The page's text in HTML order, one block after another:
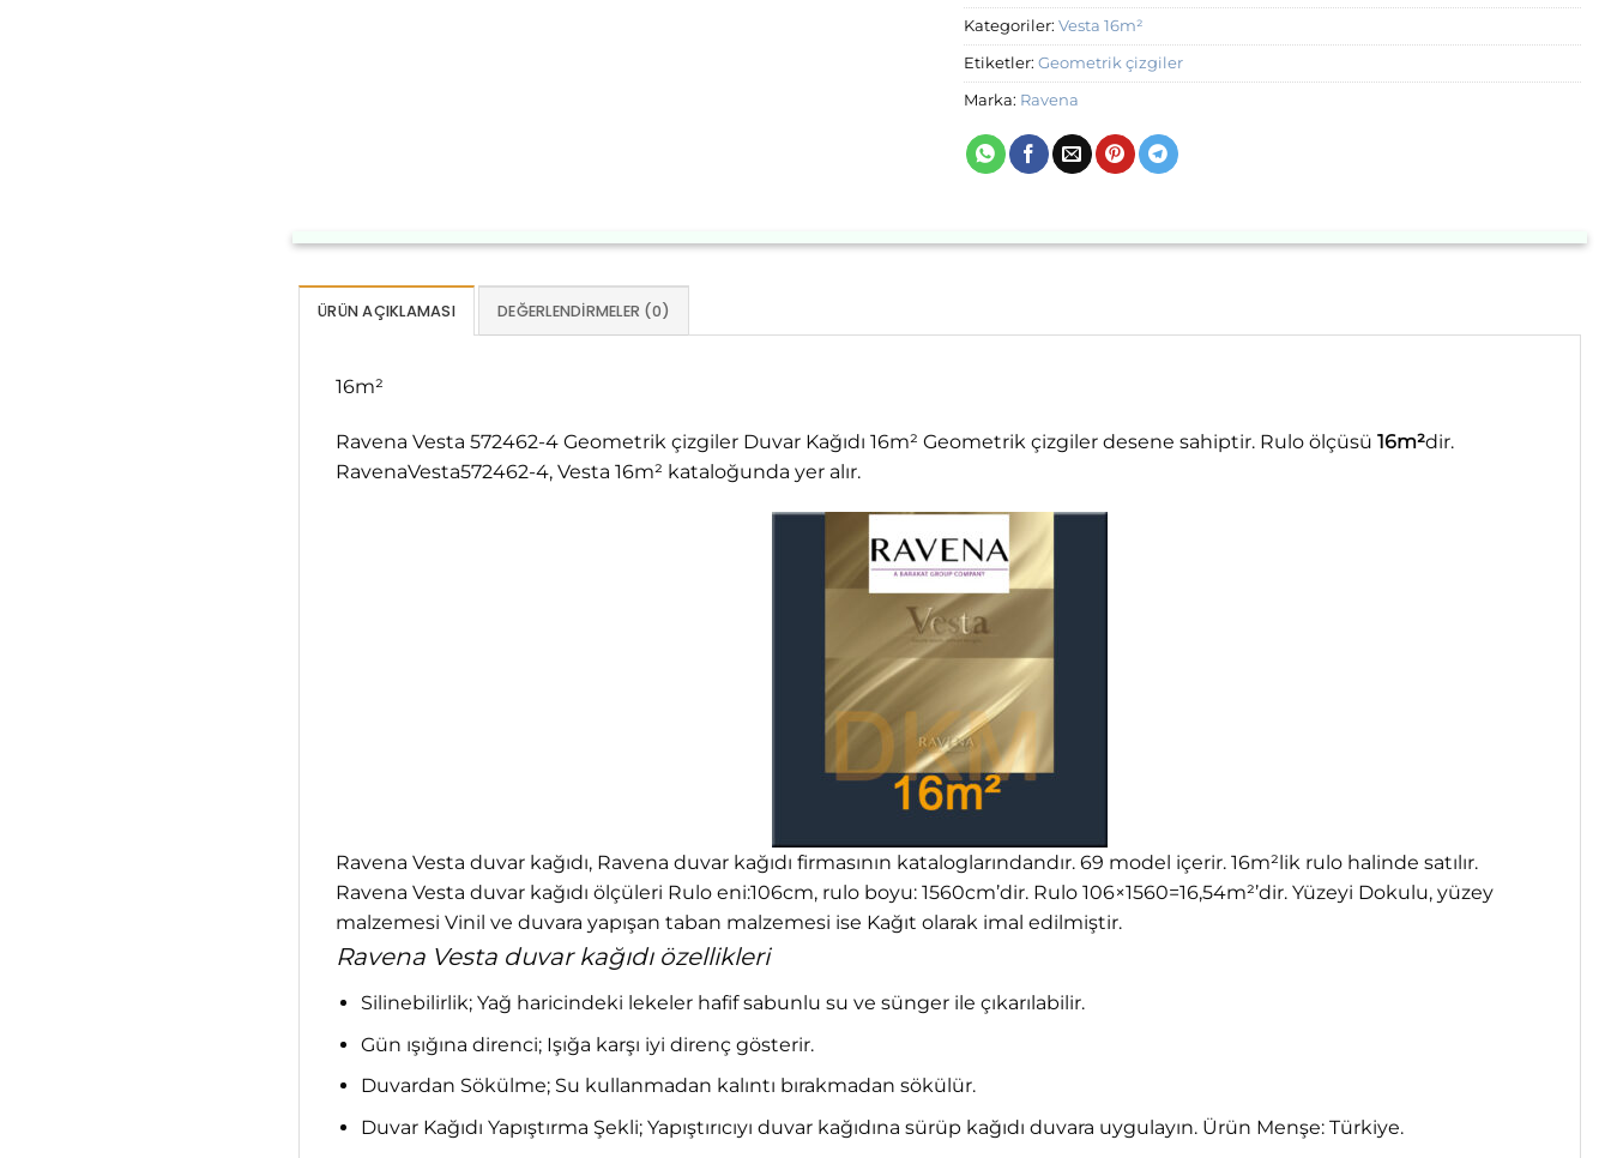
Kategoriler: Vesta 16m²
Etiketler: Geometrik çizgiler
Marka: Ravena
ÜRÜN AÇIKLAMASI DEĞERLENDIRMELER (0)
16m²
Ravena Vesta 572462-4 Geometrik çizgiler Duvar Kağıdı 16m² Geometrik çizgiler desene sahiptir. Rulo ölçüsü 16m²dir.
RavenaVesta572462-4, Vesta 16m² kataloğunda yer alır.
Ravena Vesta duvar kağıdı, Ravena duvar kağıdı firmasının kataloglarındandır. 69 model içerir. 16m²lik rulo halinde satılır.
Ravena Vesta duvar kağıdı ölçüleri Rulo eni:106cm, rulo boyu: 1560cm’dir. Rulo 106×1560=16,54m²’dir. Yüzeyi Dokulu, yüzey
malzemesi Vinil ve duvara yapışan taban malzemesi ise Kağıt olarak imal edilmiştir.
Ravena Vesta duvar kağıdı özellikleri
Silinebilirlik; Yağ haricindeki lekeler hafif sabunlu su ve sünger ile çıkarılabilir.
Gün ışığına direnci; Işığa karşı iyi direnç gösterir.
Duvardan Sökülme; Su kullanmadan kalıntı bırakmadan sökülür.
Duvar Kağıdı Yapıştırma Şekli; Yapıştırıcıyı duvar kağıdına sürüp kağıdı duvara uygulayın. Ürün Menşe: Türkiye.